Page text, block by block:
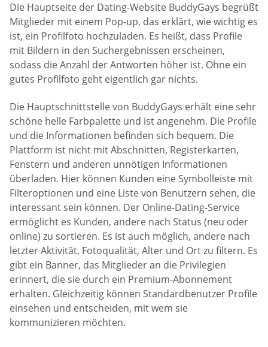
Die Hauptseite der Dating-Website BuddyGays begrüßt
Mitglieder mit einem Pop-up, das erklärt, wie wichtig es
ist, ein Profilfoto hochzuladen. Es heißt, dass Profile
mit Bildern in den Suchergebnissen erscheinen,
sodass die Anzahl der Antworten höher ist. Ohne ein
gutes Profilfoto geht eigentlich gar nichts.
Die Hauptschnittstelle von BuddyGays erhält eine sehr
schöne helle Farbpalette und ist angenehm. Die Profile
und die Informationen befinden sich bequem. Die
Plattform ist nicht mit Abschnitten, Registerkarten,
Fenstern und anderen unnötigen Informationen
überladen. Hier können Kunden eine Symbolleiste mit
Filteroptionen und eine Liste von Benutzern sehen, die
interessant sein können. Der Online-Dating-Service
ermöglicht es Kunden, andere nach Status (neu oder
online) zu sortieren. Es ist auch möglich, andere nach
letzter Aktivität, Fotoqualität, Alter und Ort zu filtern. Es
gibt ein Banner, das Mitglieder an die Privilegien
erinnert, die sie durch ein Premium-Abonnement
erhalten. Gleichzeitig können Standardbenutzer Profile
einsehen und entscheiden, mit wem sie
kommunizieren möchten.